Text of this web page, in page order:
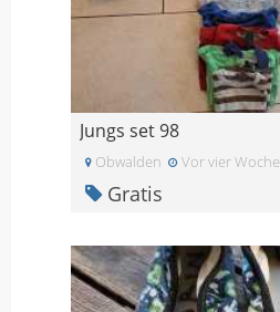
Jungs set 98
Obwalden Vor vier
Gratis